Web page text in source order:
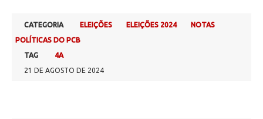
CATEGORIA ELEIÇÕES ELEIÇÕES 2024
NOTAS
POLÍTICAS DO PCB
TAG
4A
21 DE AGOSTO DE 2024